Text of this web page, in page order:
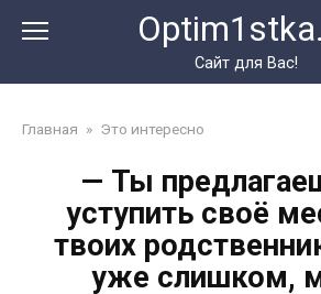
Сайт для Вас!
Главная » Это интересно
— Ты
уступить своё
твоих
уже слишком,